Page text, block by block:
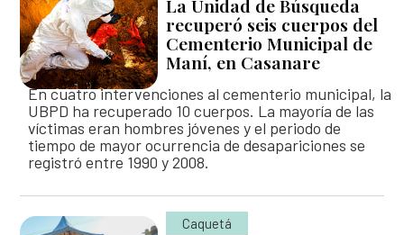
La Unidad de Búsqueda
recuperó seis cuerpos del
Cementerio Municipal de
Maní, en Casanare
En cuatro intervenciones al cementerio municipal, la
UBPD ha recuperado 10 cuerpos. La mayoría de las
víctimas eran hombres jóvenes y el periodo de
tiempo de mayor ocurrencia de desapariciones se
registró entre 1990 y 2008.
Caquetá